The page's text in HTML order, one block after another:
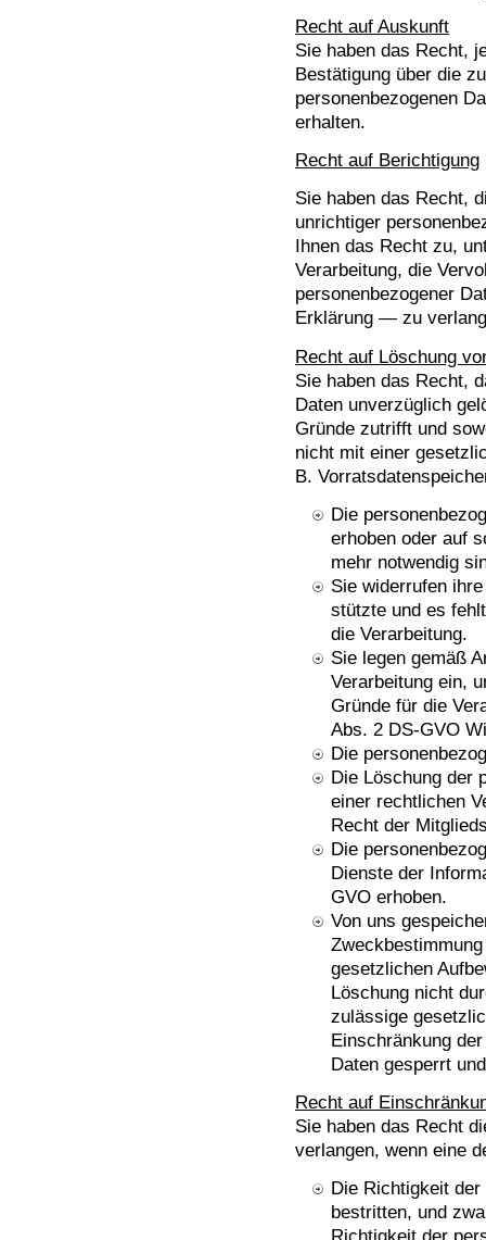
Recht auf Auskunft
Sie haben das Recht,
Bestätigung über die
personenbezogenen
erhalten.
Recht auf Berichtigung
Sie haben das Recht,
unrichtiger
Ihnen das Recht zu,
Verarbeitung, die
personenbezogener
Erklärung — zu
Recht auf Löschung
Sie haben das Recht,
Daten unverzüglich
Gründe zutrifft und
nicht mit einer
B.
Die
erhoben oder auf
mehr notwendig
Sie widerrufen
stützte und es
die Verarbeitung.
Sie legen gemäß
Verarbeitung ein,
Gründe für die
Abs. 2 DS-GVO
Die
Die Löschung der
einer rechtlichen
Recht der
Die
Dienste der
GVO erhoben.
Von uns
gesetzlichen
Löschung nicht
zulässige
Einschränkung
Daten gesperrt
Recht auf
Sie haben das Recht
verlangen, wenn eine
Die Richtigkeit
bestritten, und